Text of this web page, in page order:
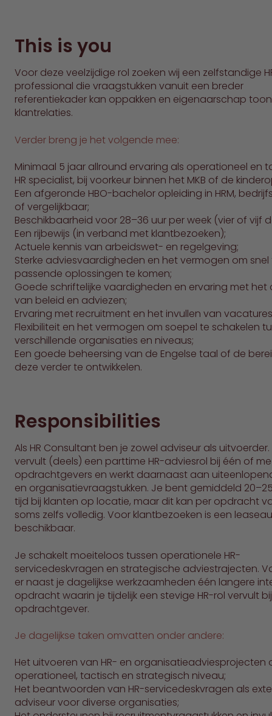
This is you
Voor deze veelzijdige rol zoeken wij een zelfstandige
professional die vraagstukken vanuit een breder
referentiekader kan oppakken en eigenaarschap
klantrelaties.
Verder breng je het volgende mee:
Minimaal 5 jaar allround ervaring als operationeel en
HR specialist, bij voorkeur binnen het MKB of de
Een afgeronde HBO-bachelor opleiding in HRM,
of vergelijkbaar;
Beschikbaarheid voor 28–36 uur per week (vier of vijf
Een rijbewijs (in verband met klantbezoeken);
Actuele kennis van arbeidswet- en regelgeving;
Sterke adviesvaardigheden en het vermogen om
passende oplossingen te komen;
Goede schriftelijke vaardigheden en ervaring met het
van beleid en adviezen;
Ervaring met recruitment en het invullen van
Flexibiliteit en het vermogen om soepel te schakelen
verschillende organisaties en niveaus;
Een goede beheersing van de Engelse taal of de
deze verder te ontwikkelen.
Responsibilities
Als HR Consultant ben je zowel adviseur als
vervult (deels) een parttime HR-adviesrol bij één of
opdrachtgevers en werkt daarnaast aan
en organisatievraagstukken. Je bent gemiddeld
tijd bij klanten op locatie, maar dit kan per opdracht
soms zelfs volledig. Voor klantbezoeken is een
beschikbaar.
Je schakelt moeiteloos tussen operationele HR-
servicedeskvragen en strategische adviestrajecten.
er naast je dagelijkse werkzaamheden één langere
opdracht waarin je tijdelijk een stevige HR-rol vervult
opdrachtgever.
Je dagelijkse taken omvatten onder andere:
Het uitvoeren van HR- en organisatieadviesprojecten
operationeel, tactisch en strategisch niveau;
Het beantwoorden van HR-servicedeskvragen als
adviseur voor diverse organisaties;